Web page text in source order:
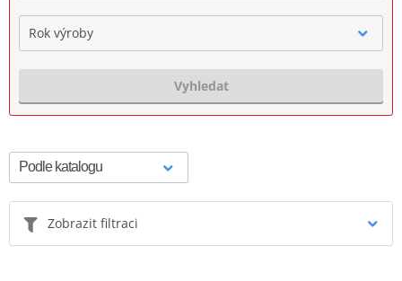
Rok výroby
Vyhledat
Zobrazit filtraci